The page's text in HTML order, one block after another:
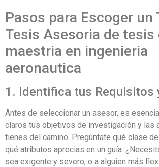
Pasos para Escoger un
Tesis Asesoria de tesis
maestria en ingenieria
aeronautica
1. Identifica tus Requisitos
Antes de seleccionar un asesor, es
claros tus objetivos de investigación y las
tienes del camino. Pregúntate qué clase
qué atributos aprecias en un guía.
sea exigente y severo, o a alguien más